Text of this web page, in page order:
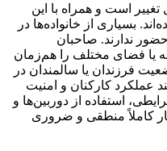
است و همراه با این
بسیاری از خانواده‌ها در
ندارند. صاحبان
یا فضای مختلف را هم‌زمان
فرزندان یا سالمندان در
عملکرد کارکنان و امنیت
استفاده از دوربین‌ها و
کاملاً منطقی و ضروری